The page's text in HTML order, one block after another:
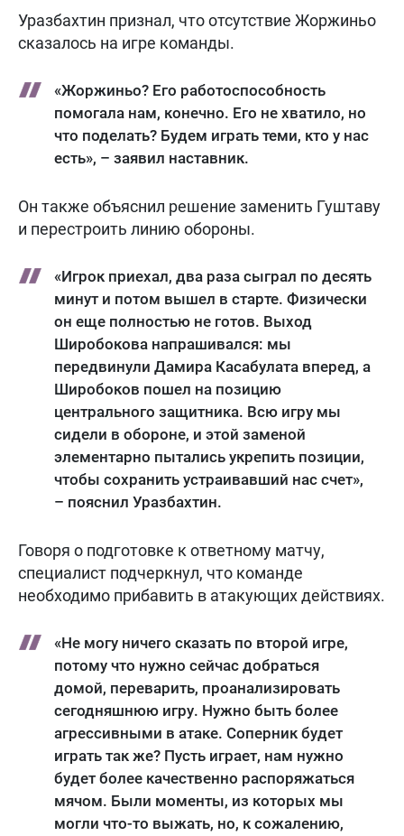
Уразбахтин признал, что отсутствие Жоржиньо
сказалось на игре команды.
«Жоржиньо? Его работоспособность
помогала нам, конечно. Его не хватило, но
что поделать? Будем играть теми, кто у нас
есть», – заявил наставник.
Он также объяснил решение заменить Гуштаву
и перестроить линию обороны.
«Игрок приехал, два раза сыграл по десять
минут и потом вышел в старте. Физически
он еще полностью не готов. Выход
Широбокова напрашивался: мы
передвинули Дамира Касабулата вперед, а
Широбоков пошел на позицию
центрального защитника. Всю игру мы
сидели в обороне, и этой заменой
элементарно пытались укрепить позиции,
чтобы сохранить устраивавший нас счет»,
– пояснил Уразбахтин.
Говоря о подготовке к ответному матчу,
специалист подчеркнул, что команде
необходимо прибавить в атакующих действиях.
«Не могу ничего сказать по второй игре,
потому что нужно сейчас добраться
домой, переварить, проанализировать
сегодняшнюю игру. Нужно быть более
агрессивными в атаке. Соперник будет
играть так же? Пусть играет, нам нужно
будет более качественно распоряжаться
мячом. Были моменты, из которых мы
могли что-то выжать, но, к сожалению,